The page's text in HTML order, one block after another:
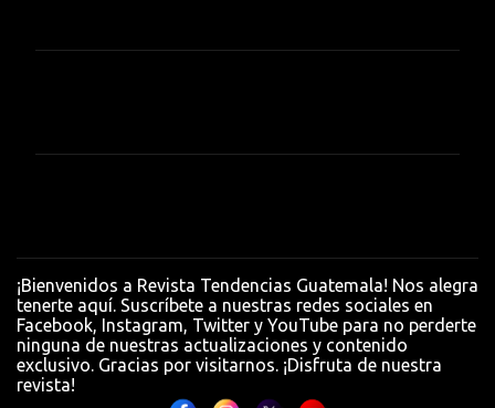
r
i
o
s
¡Bienvenidos a Revista Tendencias Guatemala! Nos alegra
tenerte aquí. Suscríbete a nuestras redes sociales en
Facebook, Instagram, Twitter y YouTube para no perderte
ninguna de nuestras actualizaciones y contenido
exclusivo. Gracias por visitarnos. ¡Disfruta de nuestra
revista!